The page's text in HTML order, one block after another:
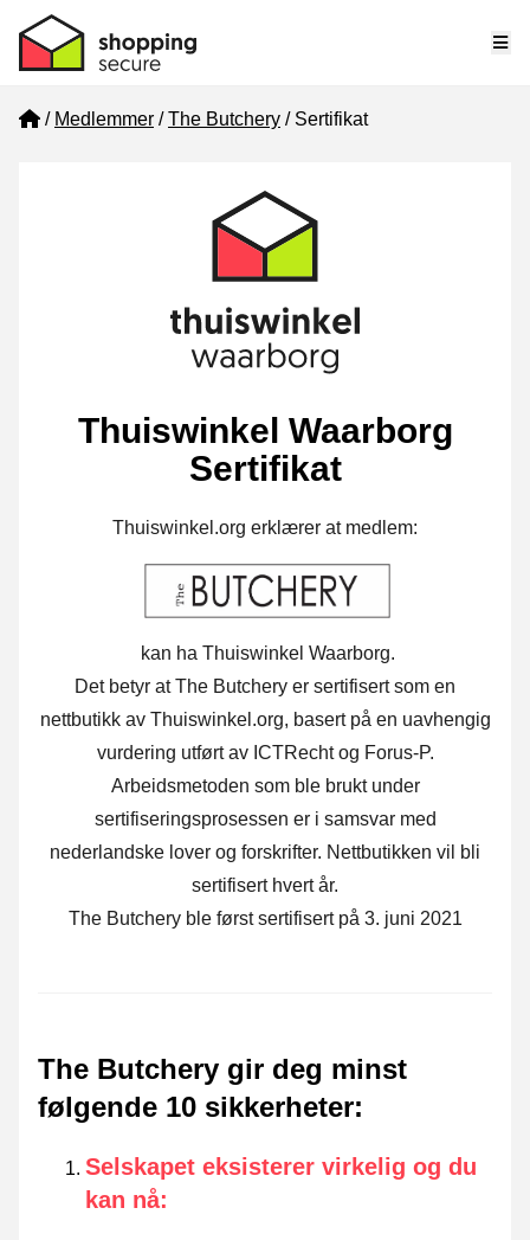
Home
Medlemmer The Butchery Sertifikat
Thuiswinkel Waarborg
Sertifikat
Thuiswinkel.org erklærer at medlem:
kan ha Thuiswinkel Waarborg.
Det betyr at The Butchery er sertifisert som en
nettbutikk av Thuiswinkel.org, basert på en uavhengig
vurdering utført av ICTRecht og Forus-P.
Arbeidsmetoden som ble brukt under
sertifiseringsprosessen er i samsvar med
nederlandske lover og forskrifter. Nettbutikken vil bli
sertifisert hvert år.
The Butchery ble først sertifisert på 3. juni 2021
The Butchery gir deg minst
følgende 10 sikkerheter:
Selskapet eksisterer virkelig og du
kan nå: